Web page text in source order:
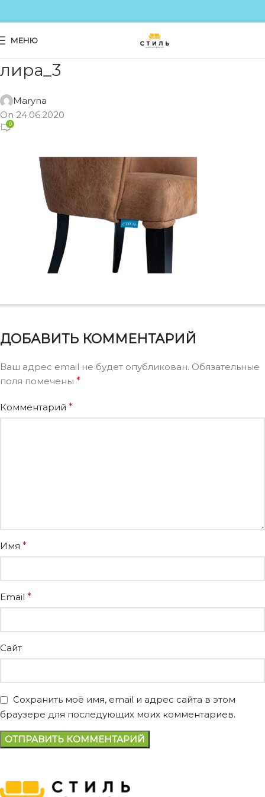
МЕНЮ
лира_3
Maryna
On 24.06.2020
0
ДОБАВИТЬ КОММЕНТАРИЙ
Ваш адрес email не будет опубликован. Обязательные
поля помечены *
Комментарий *
Имя *
Email *
Сайт
Сохранить моё имя, email и адрес сайта в этом
браузере для последующих моих комментариев.